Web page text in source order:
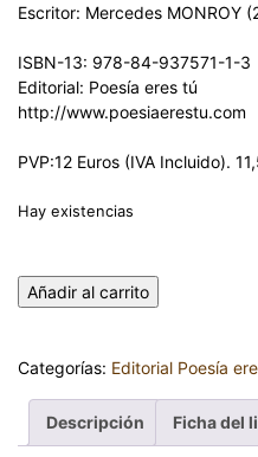
Escritor: Mercedes MONROY
ISBN-13: 978-84-937571-1-3
Editorial: Poesía eres tú
http://www.poesiaerestu.com
PVP:12 Euros (IVA Incluido).
Hay existencias
Añadir al carrito
Categorías: Editorial Poesía
Descripción Ficha del